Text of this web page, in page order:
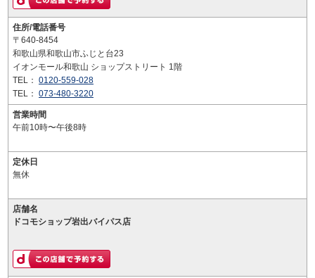
住所/電話番号
〒640-8454
和歌山県和歌山市ふじと台23
イオンモール和歌山 ショップストリート 1階
TEL： 0120-559-028
TEL： 073-480-3220
営業時間
午前10時〜午後8時
定休日
無休
店舗名
ドコモショップ岩出バイパス店